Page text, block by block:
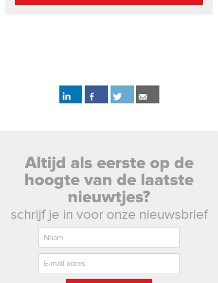
Altijd als eerste op de
hoogte van de laatste
nieuwtjes?
schrijf je in voor onze nieuwsbrief